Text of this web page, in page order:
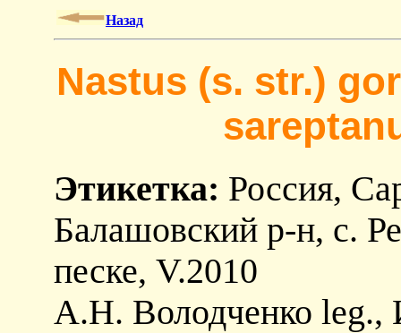
Назад
Nastus (s. str.)
Этикетка: Россия,
Балашовский р-н, с.
песке, V.2010
А.Н. Володченко leg.,